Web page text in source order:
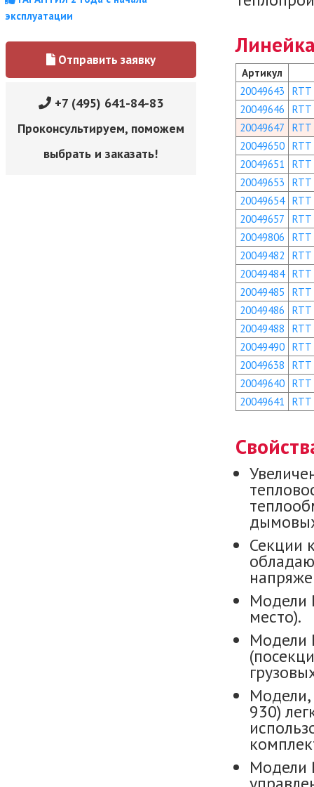
эксплуатации
Отправить заявку
+7 (495) 641-84-83
Проконсультируем, поможем
выбрать и заказать!
Артикул
20049643
RTT
20049646
RTT
20049647
RTT
20049650 RTT
20049651
RTT
20049653
RTT
20049654 RTT
20049657
RTT
20049806
RTT
20049482
RTT
20049484 RTT
20049485
RTT
20049486
RTT
20049488
RTT
20049490 RTT
20049638
RTT
20049640 RTT
20049641
RTT
Секции
Модели
место).
Модели
Модели,
930)
Модели